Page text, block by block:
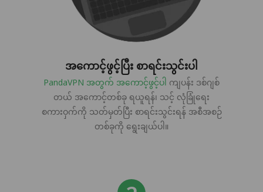
အကောင့်ဖွင့်ပြီး စာရင်းသွင်းပါ
PandaVPN အတွက် အကောင့်ဖွင့်ပါ ကျပန်း ဒစ်ဂျစ်
တယ် အကောင့်တစ်ခု ရယူရန်၊ သင့် လုံခြုံရေး
စကားဝှက်ကို သတ်မှတ်ပြီး စာရင်းသွင်းရန် အစီအစဉ်
တစ်ခုကို ရွေးချယ်ပါ။